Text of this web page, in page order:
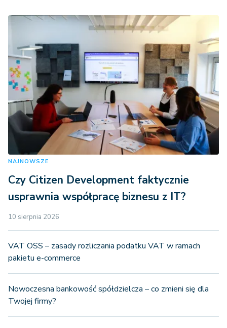
NAJNOWSZE
Czy Citizen Development faktycznie
usprawnia współpracę biznesu z IT?
10 sierpnia 2026
VAT OSS – zasady rozliczania podatku VAT w ramach
pakietu e-commerce
Nowoczesna bankowość spółdzielcza – co zmieni się dla
Twojej firmy?